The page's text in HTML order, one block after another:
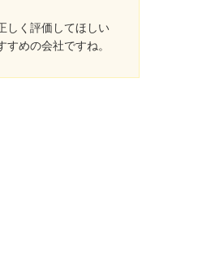
しく評価してほしい
すめの会社ですね。